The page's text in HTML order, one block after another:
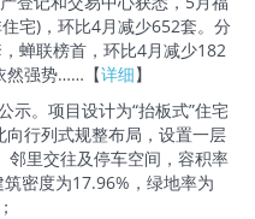
宅)，环比4月减少652套。分
蝉联榜首，环比4月减少182
然强势……【详细】
。项目设计为“抬板式”住宅
行列式规整布局，设置一层
邻里交往及停车空间，容积率
密度为17.96%，绿地率为